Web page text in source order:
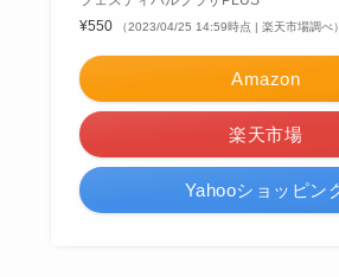
¥550
（2023/04/25 14:59時点 | 楽天市場調べ）
Amazon
楽天市場
Yahooショッピン